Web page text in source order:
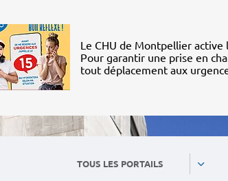
Le CHU de Montpellier active
Pour garantir une prise en
tout déplacement aux
TOUS LES PORTAILS